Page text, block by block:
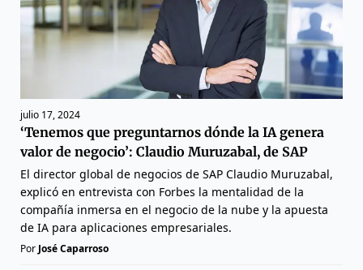
julio 17, 2024
‘Tenemos que preguntarnos dónde la IA genera
valor de negocio’: Claudio Muruzabal, de SAP
El director global de negocios de SAP Claudio Muruzabal,
explicó en entrevista con Forbes la mentalidad de la
compañía inmersa en el negocio de la nube y la apuesta
de IA para aplicaciones empresariales.
Por José Caparroso